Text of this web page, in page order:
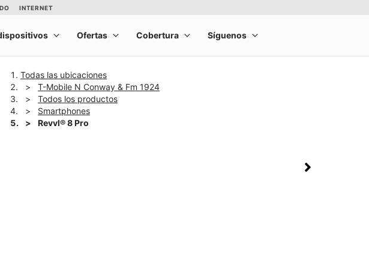
Todas las ubicaciones
T-Mobile N Conway & Fm 1924
Todos los productos
Smartphones
Revvl® 8 Pro
This carousel shows one large product image at a time. Use the Previous and Next buttons